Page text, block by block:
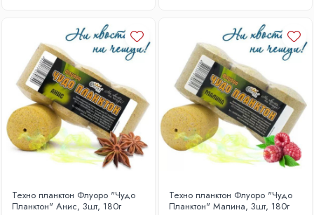
Техно планктон Флуоро "Чудо
Планктон" Анис, 3шт, 180г
Техно планктон Флуоро "Чудо
Планктон" Малина, 3шт, 180г